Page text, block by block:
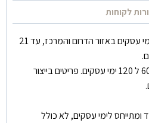
לקוחות
פריטים הקיימים במלאי עד 7 ימי עסקים באזור הדרום והמרכז, עד 21
פריטים ביבוא אישי מחו”ל: בין 60 ל 120 ימי עסקים. פריטים בייצור
לימי עסקים, לא כולל